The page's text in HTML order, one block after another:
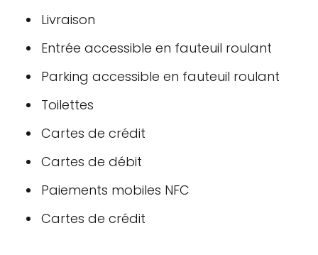
Livraison
Entrée accessible en fauteuil roulant
Parking accessible en fauteuil roulant
Toilettes
Cartes de crédit
Cartes de débit
Paiements mobiles NFC
Cartes de crédit